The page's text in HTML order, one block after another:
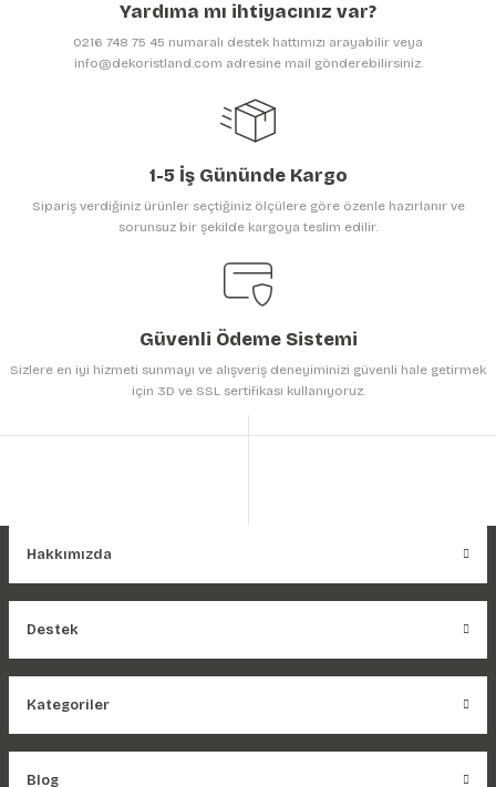
Ürün bilgilerinde hatalar bulunuyor.
Gönder
Yardıma mı ihtiyacınız var?
0216 748 75 45 numaralı destek hattımızı arayabilir veya
info@dekoristland.com adresine mail gönderebilirsiniz.
1-5 İş Gününde Kargo
Sipariş verdiğiniz ürünler seçtiğiniz ölçülere göre özenle hazırlanır ve
sorunsuz bir şekilde kargoya teslim edilir.
Güvenli Ödeme Sistemi
Sizlere en iyi hizmeti sunmayı ve alışveriş deneyiminizi güvenli hale getirmek
için 3D ve SSL sertifikası kullanıyoruz.
Hakkımızda
Destek
Kategoriler
Blog